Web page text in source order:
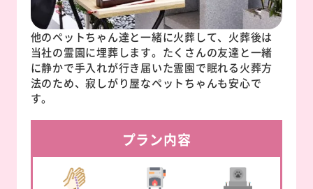
他のペットちゃん達と一緒に火葬して、火葬後は
当社の霊園に埋葬します。たくさんの友達と一緒
に静かで手入れが行き届いた霊園で眠れる火葬方
法のため、寂しがり屋なペットちゃんも安心で
す。
プラン内容